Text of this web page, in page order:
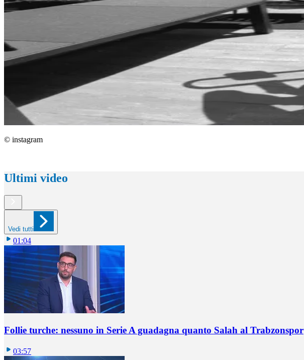
© instagram
Ultimi video
Vedi tutti
01:04
Follie turche: nessuno in Serie A guadagna quanto Salah al Trabzonspor
03:57